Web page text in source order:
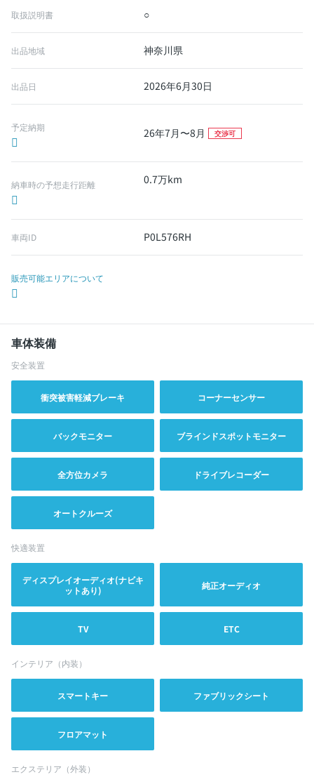
取扱説明書 ○
出品地域 神奈川県
出品日 2026年6月30日
予定納期 26年7月〜8月 交渉可
納車時の予想走行距離 0.7万km
車両ID P0L576RH
販売可能エリアについて
車体装備
安全装置
衝突被害軽減ブレーキ コーナーセンサー
バックモニター ブラインドスポットモニター
全方位カメラ ドライブレコーダー
オートクルーズ
快適装置
ディスプレイオーディオ(ナビキ
ットあり)
純正オーディオ
TV ETC
インテリア（内装）
スマートキー ファブリックシート
フロアマット
エクステリア（外装）